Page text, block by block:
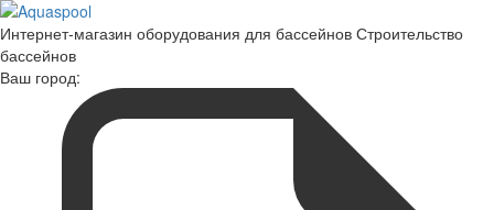
Интернет-магазин оборудования для бассейнов Строительство
бассейнов
Ваш город: